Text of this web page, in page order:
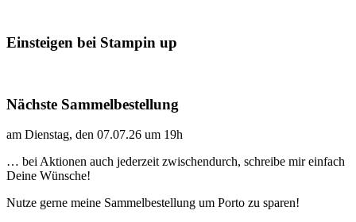
Einsteigen bei Stampin up
Nächste Sammelbestellung
am Dienstag, den 07.07.26 um 19h
… bei Aktionen auch jederzeit zwischendurch, schreibe mir einfach
Deine Wünsche!
Nutze gerne meine Sammelbestellung um Porto zu sparen!